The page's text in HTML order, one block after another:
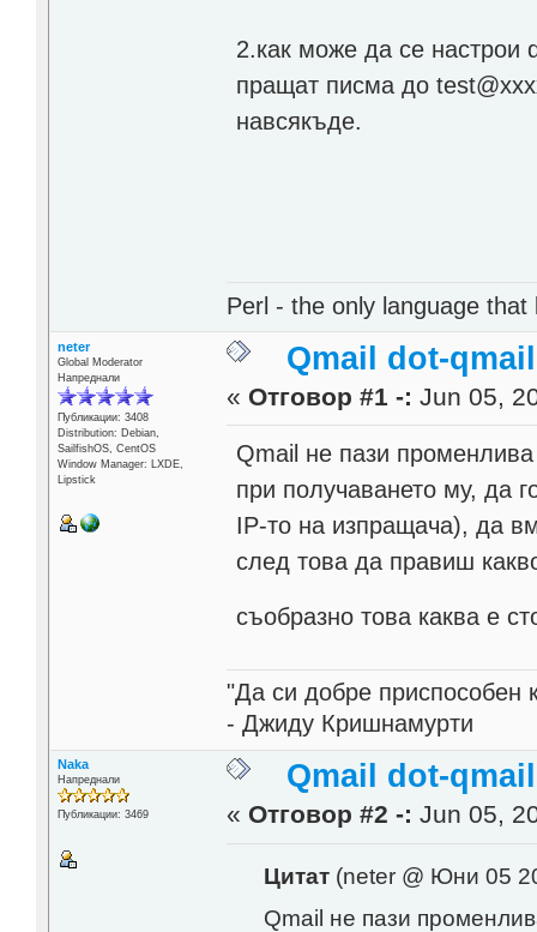
2.как може да се настрои
пращат писма до
навсякъде.
Perl - the only language
neter
Global Moderator
Напреднали
Публикации: 3408
Distribution: Debian,
SailfishOS, CentOS
Window Manager: LXDE,
Lipstick
Qmail dot-
« Отговор #1 -: Jun 05,
Qmail не пази
при получаването му, да
IP-то на изпращача), да
след това да правиш
съобразно това каква е
"Да си добре приспособен
- Джиду Кришнамурти
Naka
Напреднали
Публикации: 3469
Qmail dot-
« Отговор #2 -: Jun 05,
Цитат(neter @ Юни 05
Qmail не пази